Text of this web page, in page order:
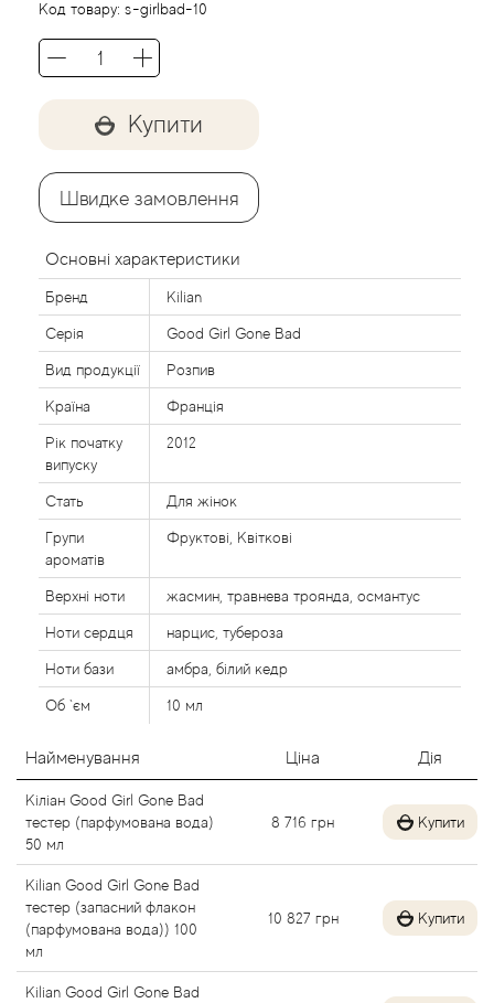
Код товару: s-girlbad-10
Купити
Швидке замовлення
Основні характеристики
Бренд Kilian
Серія Good Girl Gone Bad
Вид продукції Розпив
Країна Франція
Рік початку
випуску
2012
Стать Для жінок
Групи
ароматів
Фруктові, Квіткові
Верхні ноти жасмин, травнева троянда, османтус
Ноти сердця нарцис, тубероза
Ноти бази амбра, білий кедр
Об `єм 10 мл
Найменування Ціна Дія
Кіліан Good Girl Gone Bad
тестер (парфумована вода)
50 мл
8 716 грн Купити
Kilian Good Girl Gone Bad
тестер (запасний флакон
(парфумована вода)) 100
мл
10 827 грн Купити
Kilian Good Girl Gone Bad
Agent Provocateur
Agonist
Aj Arabia (Widian)
Al Haramain
Al Jazeera
Alaia Paris
Alexander McQueen
Alexandre Barthet
Alexandre J
Alfred Dunhill
Alyson Oldoini
Alyssa Ashley
American Crew
Amouage
Amouroud
Andre L'Arom